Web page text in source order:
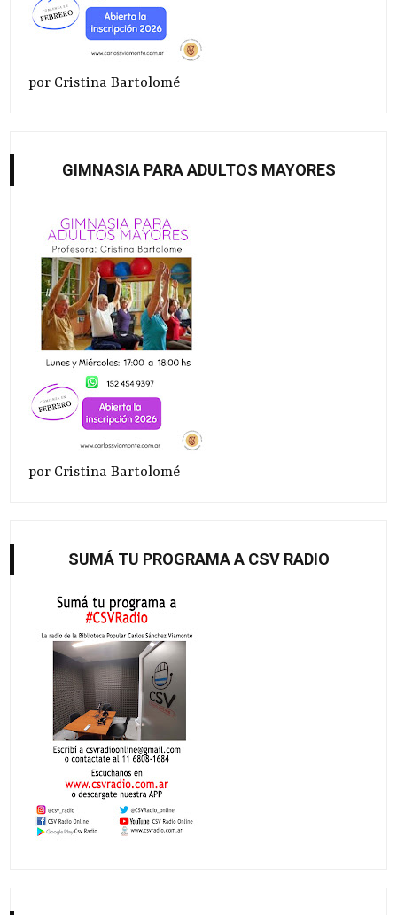
por Cristina Bartolomé
GIMNASIA PARA ADULTOS MAYORES
por Cristina Bartolomé
SUMÁ TU PROGRAMA A CSV RADIO